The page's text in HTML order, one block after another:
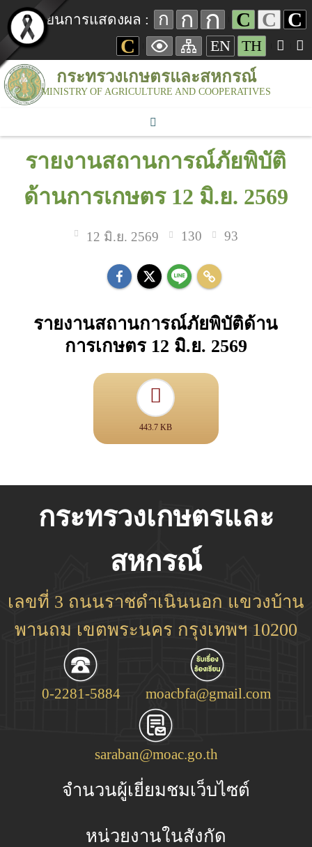
เปลี่ยนการแสดงผล : ก ก ก C C C
C
EN TH
กระทรวงเกษตรและสหกรณ์
MINISTRY OF AGRICULTURE AND COOPERATIVES
รายงานสถานการณ์ภัยพิบัติ
ด้านการเกษตร 12 มิ.ย. 2569
12 มิ.ย. 2569 130 93
รายงานสถานการณ์ภัยพิบัติด้าน
การเกษตร 12 มิ.ย. 2569
443.7 KB
กระทรวงเกษตรและ
สหกรณ์
เลขที่ 3 ถนนราชดำเนินนอก แขวงบ้าน
พานถม เขตพระนคร กรุงเทพฯ 10200
0-2281-5884 moacbfa@gmail.com
saraban@moac.go.th
จำนวนผู้เยี่ยมชมเว็บไซต์
หน่วยงานในสังกัด